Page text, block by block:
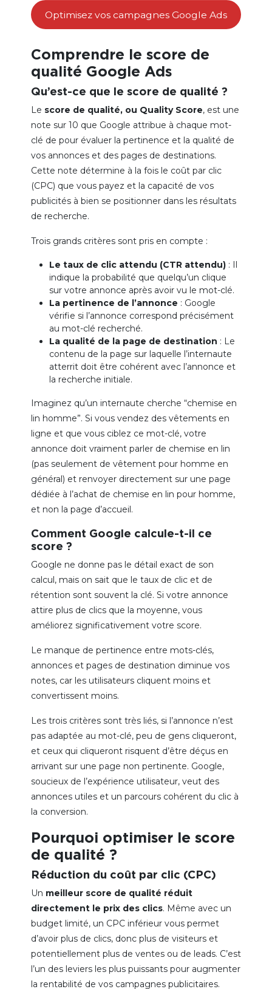
Optimisez vos campagnes Google Ads
Comprendre le score de
qualité Google Ads
Qu’est-ce que le score de qualité ?
Le score de qualité, ou Quality Score, est une
note sur 10 que Google attribue à chaque mot-
clé de pour évaluer la pertinence et la qualité de
vos annonces et des pages de destinations.
Cette note détermine à la fois le coût par clic
(CPC) que vous payez et la capacité de vos
publicités à bien se positionner dans les résultats
de recherche.
Trois grands critères sont pris en compte :
Le taux de clic attendu (CTR attendu): Il
indique la probabilité que quelqu’un clique
sur votre annonce après avoir vu le mot-clé.
La pertinence de l’annonce : Google
vérifie si l’annonce correspond précisément
au mot-clé recherché.
La qualité de la page de destination : Le
contenu de la page sur laquelle l’internaute
atterrit doit être cohérent avec l’annonce et
la recherche initiale.
Imaginez qu’un internaute cherche “chemise en
lin homme”. Si vous vendez des vêtements en
ligne et que vous ciblez ce mot-clé, votre
annonce doit vraiment parler de chemise en lin
(pas seulement de vêtement pour homme en
général) et renvoyer directement sur une page
dédiée à l’achat de chemise en lin pour homme,
et non la page d’accueil.
Comment Google calcule-t-il ce
score ?
Google ne donne pas le détail exact de son
calcul, mais on sait que le taux de clic et de
rétention sont souvent la clé. Si votre annonce
attire plus de clics que la moyenne, vous
améliorez significativement votre score.
Le manque de pertinence entre mots-clés,
annonces et pages de destination diminue vos
notes, car les utilisateurs cliquent moins et
convertissent moins.
Les trois critères sont très liés, si l’annonce n’est
pas adaptée au mot-clé, peu de gens cliqueront,
et ceux qui cliqueront risquent d’être déçus en
arrivant sur une page non pertinente. Google,
soucieux de l’expérience utilisateur, veut des
annonces utiles et un parcours cohérent du clic à
la conversion.
Pourquoi optimiser le score
de qualité ?
Réduction du coût par clic (CPC)
Un meilleur score de qualité réduit
directement le prix des clics. Même avec un
budget limité, un CPC inférieur vous permet
d’avoir plus de clics, donc plus de visiteurs et
potentiellement plus de ventes ou de leads. C’est
l’un des leviers les plus puissants pour augmenter
la rentabilité de vos campagnes publicitaires.